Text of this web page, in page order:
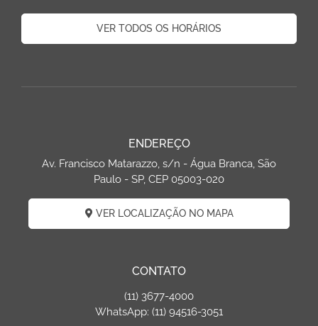
VER TODOS OS HORÁRIOS
ENDEREÇO
Av. Francisco Matarazzo, s/n - Água Branca, São
Paulo - SP, CEP 05003-020
VER LOCALIZAÇÃO NO MAPA
CONTATO
(11) 3677-4000
WhatsApp: (11) 94516-3051